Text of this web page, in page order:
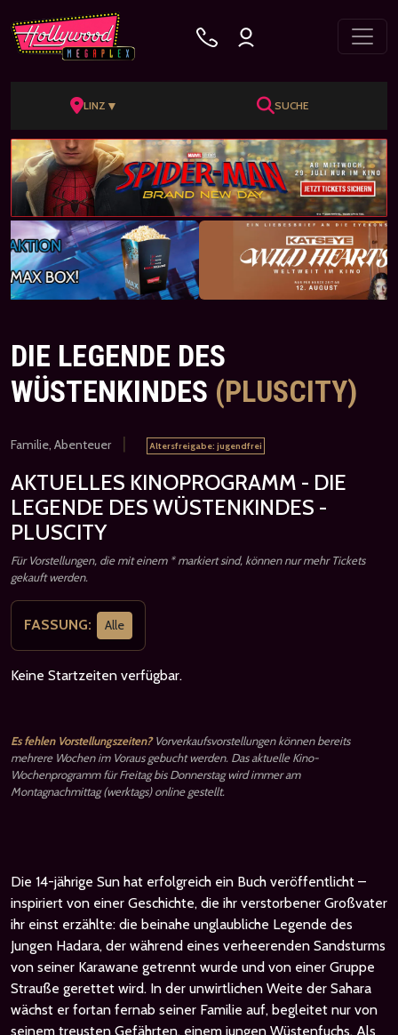
LINZ ▼ SUCHE
DIE LEGENDE DES
WÜSTENKINDES (PLUSCITY)
Familie, Abenteuer | Altersfreigabe: jugendfrei
AKTUELLES KINOPROGRAMM - DIE
LEGENDE DES WÜSTENKINDES -
PLUSCITY
Für Vorstellungen, die mit einem * markiert sind, können nur mehr Tickets
gekauft werden.
FASSUNG: Alle
Keine Startzeiten verfügbar.
Es fehlen Vorstellungszeiten?Vorverkaufsvorstellungen können bereits
mehrere Wochen im Voraus gebucht werden. Das aktuelle Kino-
Wochenprogramm für Freitag bis Donnerstag wird immer am
Montagnachmittag (werktags) online gestellt.
Die 14-jährige Sun hat erfolgreich ein Buch veröffentlicht –
inspiriert von einer Geschichte, die ihr verstorbener Großvater
ihr einst erzählte: die beinahe unglaubliche Legende des
Jungen Hadara, der während eines verheerenden Sandsturms
von seiner Karawane getrennt wurde und von einer Gruppe
Strauße gerettet wird. In der unwirtlichen Weite der Sahara
wächst er fortan fernab seiner Familie auf, begleitet nur von
seinem treusten Gefährten, einem jungen Wüstenfuchs. Als